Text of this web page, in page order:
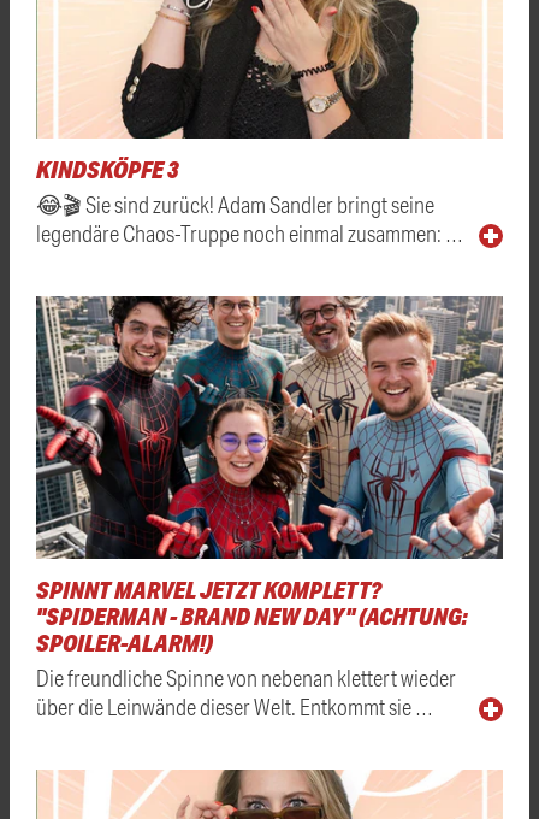
KINDSKÖPFE 3
😂🎬 Sie sind zurück! Adam Sandler bringt seine
legendäre Chaos-Truppe noch einmal zusammen: …
SPINNT MARVEL JETZT KOMPLETT?
"SPIDERMAN - BRAND NEW DAY" (ACHTUNG:
SPOILER-ALARM!)
Die freundliche Spinne von nebenan klettert wieder
über die Leinwände dieser Welt. Entkommt sie …